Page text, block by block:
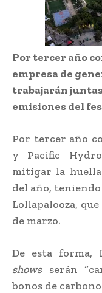
Por tercer año
empresa de
trabajarán
emisiones del
Por tercer año
y Pacific
mitigar la huella
del año,
Lollapalooza,
de marzo.
De esta forma,
showsserán
bonos de